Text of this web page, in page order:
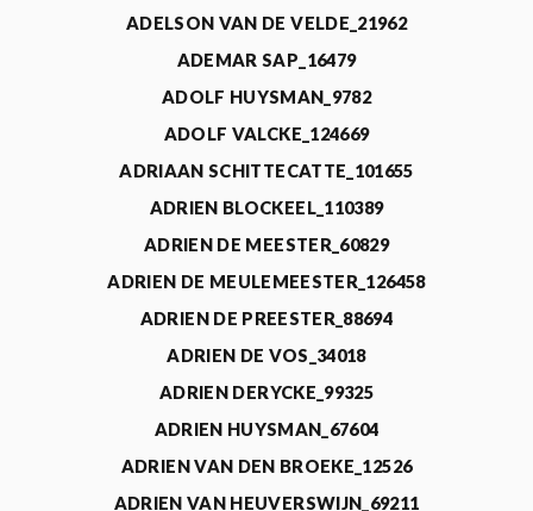
ADELSON VAN DE VELDE_21962
ADEMAR SAP_16479
ADOLF HUYSMAN_9782
ADOLF VALCKE_124669
ADRIAAN SCHITTECATTE_101655
ADRIEN BLOCKEEL_110389
ADRIEN DE MEESTER_60829
ADRIEN DE MEULEMEESTER_126458
ADRIEN DE PREESTER_88694
ADRIEN DE VOS_34018
ADRIEN DERYCKE_99325
ADRIEN HUYSMAN_67604
ADRIEN VAN DEN BROEKE_12526
ADRIEN VAN HEUVERSWIJN_69211